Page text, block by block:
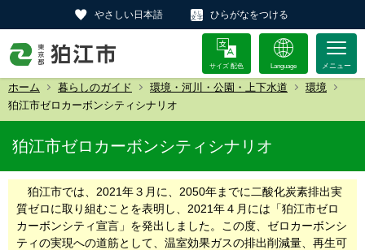
やさしい日本語 ひらがなをつける
サイズ 配色 Language
ホーム 暮らしのガイド 環境・河川・公園・上下水道
環境
狛江市ゼロカーボンシティシナリオ
狛江市ゼロカーボンシティシナリオ
狛江市では、2021年３月に、2050年までに二酸化炭素排出実
質ゼロに取り組むことを表明し、2021年４月には「狛江市ゼロ
カーボンシティ宣言」を発出しました。この度、ゼロカーボンシ
ティの実現への道筋として、温室効果ガスの排出削減量、再生可